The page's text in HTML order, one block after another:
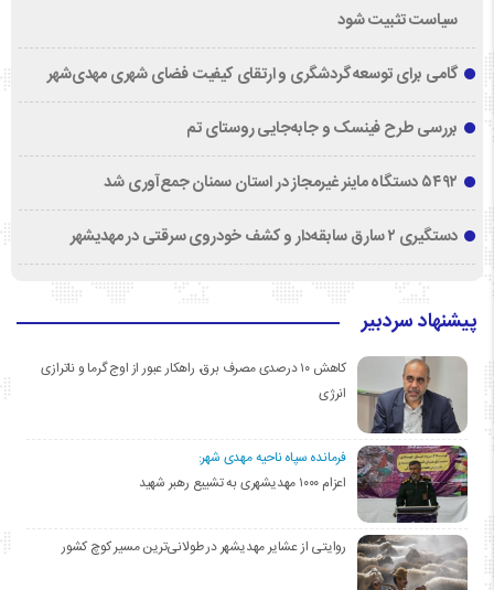
سیاست تثبیت شود
گامی برای توسعه گردشگری و ارتقای کیفیت فضای شهری مهدی‌شهر
بررسی طرح فینسک و جابه‌جایی روستای تم
۵۴۹۲ دستگاه ماینر غیرمجاز در استان سمنان جمع‌آوری شد
دستگیری ۲ سارق سابقه‌دار و کشف خودروی سرقتی در مهدیشهر
پیشنهاد سردبیر
کاهش ۱۰ درصدی مصرف برق، راهکار عبور از اوج گرما و ناترازی
انرژی
فرمانده سپاه ناحیه مهدی شهر:
اعزام ۱۰۰۰ مهدیشهری به تشییع رهبر شهید
روایتی از عشایر مهدیشهر در طولانی‌ترین مسیر کوچ کشور